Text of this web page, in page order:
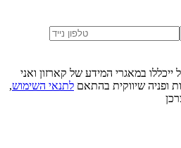
במאגרי המידע של קארזון ואני
ופניה שיווקית בהתאם לתנאי השימוש,